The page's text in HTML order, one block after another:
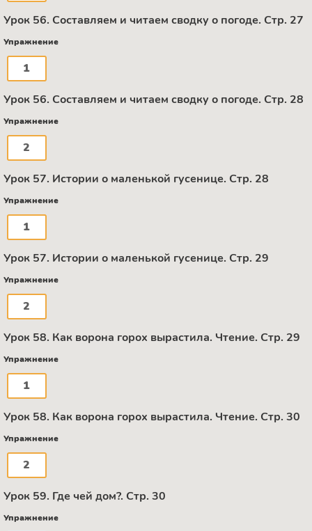
Урок 56. Составляем и читаем сводку о погоде. Стр. 27
Упражнение
1
Урок 56. Составляем и читаем сводку о погоде. Стр. 28
Упражнение
2
Урок 57. Истории о маленькой гусенице. Стр. 28
Упражнение
1
Урок 57. Истории о маленькой гусенице. Стр. 29
Упражнение
2
Урок 58. Как ворона горох вырастила. Чтение. Стр. 29
Упражнение
1
Урок 58. Как ворона горох вырастила. Чтение. Стр. 30
Упражнение
2
Урок 59. Где чей дом?. Стр. 30
Упражнение